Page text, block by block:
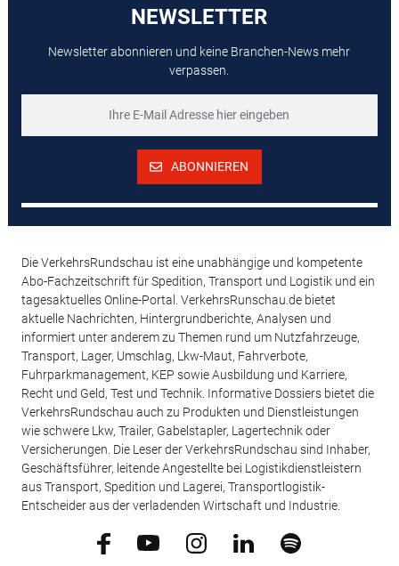
NEWSLETTER
Newsletter abonnieren und keine Branchen-News mehr
verpassen.
ABONNIEREN
Die VerkehrsRundschau ist eine unabhängige und kompetente
Abo-Fachzeitschrift für Spedition, Transport und Logistik und ein
tagesaktuelles Online-Portal. VerkehrsRunschau.de bietet
aktuelle Nachrichten, Hintergrundberichte, Analysen und
informiert unter anderem zu Themen rund um Nutzfahrzeuge,
Transport, Lager, Umschlag, Lkw-Maut, Fahrverbote,
Fuhrparkmanagement, KEP sowie Ausbildung und Karriere,
Recht und Geld, Test und Technik. Informative Dossiers bietet die
VerkehrsRundschau auch zu Produkten und Dienstleistungen
wie schwere Lkw, Trailer, Gabelstapler, Lagertechnik oder
Versicherungen. Die Leser der VerkehrsRundschau sind Inhaber,
Geschäftsführer, leitende Angestellte bei Logistikdienstleistern
aus Transport, Spedition und Lagerei, Transportlogistik-
Entscheider aus der verladenden Wirtschaft und Industrie.